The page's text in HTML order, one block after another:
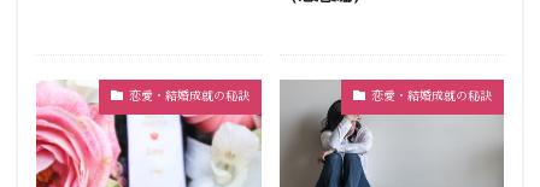
恋愛・結婚成就の秘訣 恋愛・結婚成就の秘訣